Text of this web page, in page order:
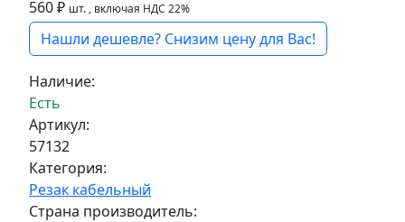
560 ₽ шт. , включая НДС 22%
Нашли дешевле? Снизим цену для Вас!
Наличие:
Есть
Артикул:
57132
Категория:
Резак кабельный
Страна производитель: